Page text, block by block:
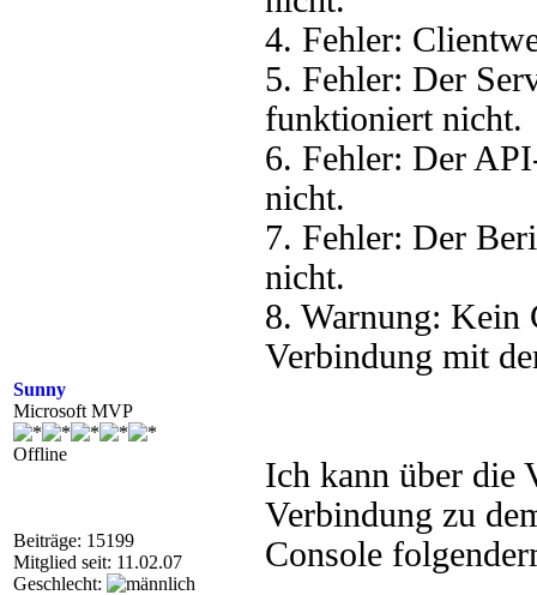
Sunny
Microsoft MVP
Offline
Beiträge: 15199
Mitglied seit: 11.02.07
Geschlecht:
4. Fehler:
5. Fehler: Der
funktioniert nicht.
6. Fehler: Der
nicht.
7. Fehler: Der
nicht.
8. Warnung: Kein
Verbindung mit
Ich kann über die
Verbindung zu
Console